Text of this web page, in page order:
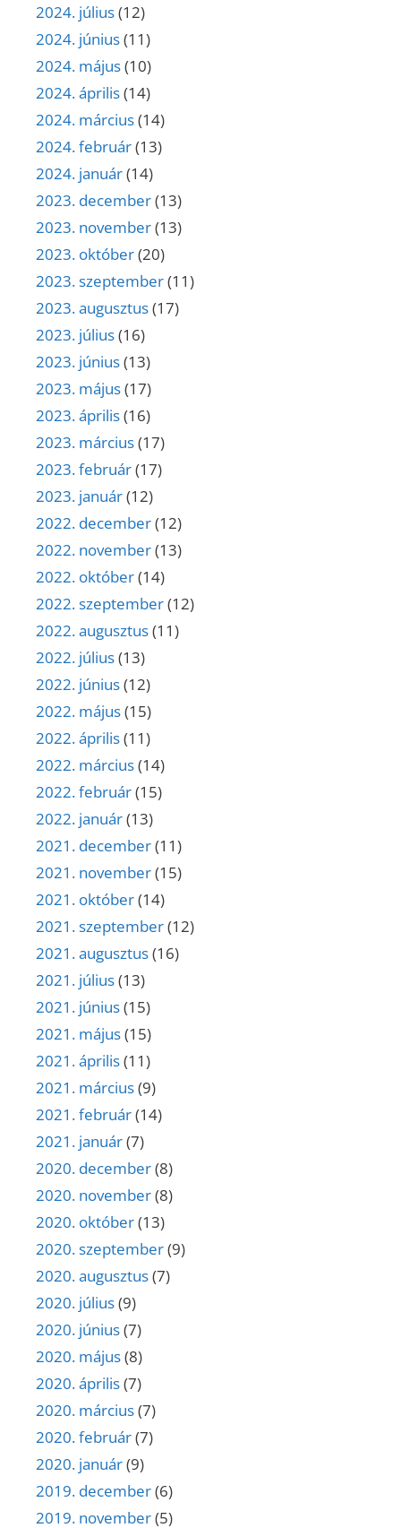
2024. július(12)
2024. június(11)
2024. május(10)
2024. április(14)
2024. március(14)
2024. február(13)
2024. január(14)
2023. december(13)
2023. november(13)
2023. október(20)
2023. szeptember(11)
2023. augusztus(17)
2023. július(16)
2023. június(13)
2023. május(17)
2023. április(16)
2023. március(17)
2023. február(17)
2023. január(12)
2022. december(12)
2022. november(13)
2022. október(14)
2022. szeptember(12)
2022. augusztus(11)
2022. július(13)
2022. június(12)
2022. május(15)
2022. április(11)
2022. március(14)
2022. február(15)
2022. január(13)
2021. december(11)
2021. november(15)
2021. október(14)
2021. szeptember(12)
2021. augusztus(16)
2021. július(13)
2021. június(15)
2021. május(15)
2021. április(11)
2021. március(9)
2021. február(14)
2021. január(7)
2020. december(8)
2020. november(8)
2020. október(13)
2020. szeptember(9)
2020. augusztus(7)
2020. július(9)
2020. június(7)
2020. május(8)
2020. április(7)
2020. március(7)
2020. február(7)
2020. január(9)
2019. december(6)
2019. november(5)